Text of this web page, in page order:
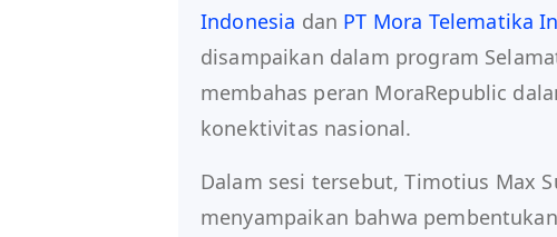
Indonesia dan PT Mora Telematika
disampaikan dalam program
membahas peran MoraRepublic
konektivitas nasional.
Dalam sesi tersebut, Timotius Max
menyampaikan bahwa